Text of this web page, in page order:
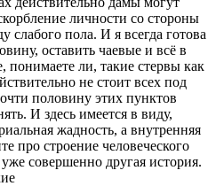
личности со стороны
слабого пола. И я всегда готова
оставить чаевые и всё в
понимаете ли, такие стервы как
не стоит всех под
половину этих пунктов
И здесь имеется в виду,
жадность, а внутренняя
про строение человеческого
совершенно другая история.